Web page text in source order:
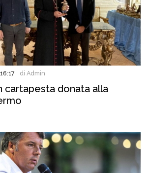
di Admin
cartapesta donata alla